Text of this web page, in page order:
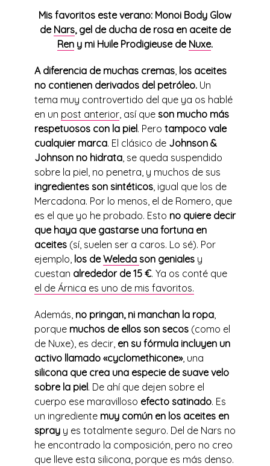
Mis favoritos este verano: Monoi Body Glow
de Nars, gel de ducha de rosa en aceite de
Ren y mi Huile Prodigieuse de Nuxe.
A diferencia de muchas cremas los aceites
no contienen derivados del petróleo. Un
tema muy controvertido del que ya os hablé
en un post anterior , así que son mucho más
respetuosos con la piel. Pero tampoco vale
cualquier marca. El clásico de Johnson &
Johnson no hidrata , se queda suspendido
sobre la piel, no penetra, y muchos de sus
ingredientes son sintéticos , igual que los de
Mercadona. Por lo menos, el de Romero, que
es el que yo he probado. Esto no quiere decir
que haya que gastarse una fortuna en
aceites (sí, suelen ser a caros. Lo sé). Por
ejemplo, los deWeleda son geniales y
cuestan alrededor de 15 €. Ya os conté que
el de Árnica es uno de mis favoritos.
Además, no pringan, ni manchan la ropa
porque muchos de ellos son secos (como el
de Nuxe), es decir, en su fórmula incluyen un
activo llamado «cyclomethicone», una
silicona que crea una especie de suave velo
sobre la piel. De ahí que dejen sobre el
cuerpo ese maravilloso efecto satinado. Es
un ingrediente muy común en los aceites en
spray y es totalmente seguro. Del de Nars no
he encontrado la composición, pero no creo
que lleve esta silicona, porque es más denso.